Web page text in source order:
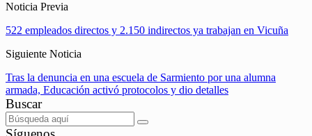
Noticia Previa
522 empleados directos y 2.150 indirectos ya trabajan en Vicuña
Siguiente Noticia
Tras la denuncia en una escuela de Sarmiento por una alumna
armada, Educación activó protocolos y dio detalles
Buscar